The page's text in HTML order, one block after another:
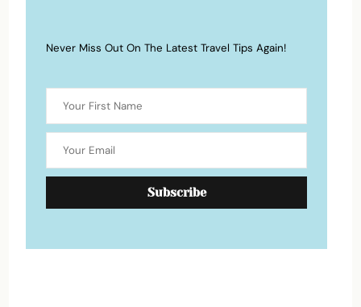
Never Miss Out On The Latest Travel Tips Again!